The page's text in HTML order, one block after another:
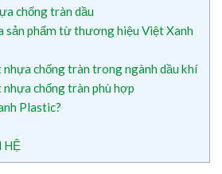
chống tràn dầu
sản phẩm từ thương hiệu Việt Xanh
chống tràn trong ngành dầu khí
chống tràn phù hợp
Plastic?
HỆ